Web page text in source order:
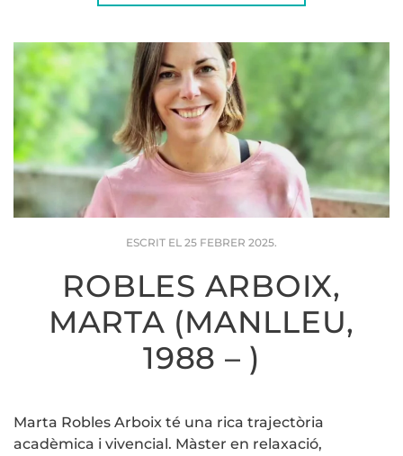
ESCRIT EL 25 FEBRER 2025.
ROBLES ARBOIX,
MARTA (MANLLEU,
1988 – )
Marta Robles Arboix té una rica trajectòria
acadèmica i vivencial. Màster en relaxació,